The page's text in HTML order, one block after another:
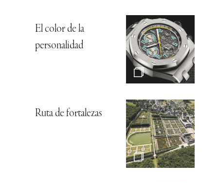
El color de la
personalidad
Ruta de fortalezas